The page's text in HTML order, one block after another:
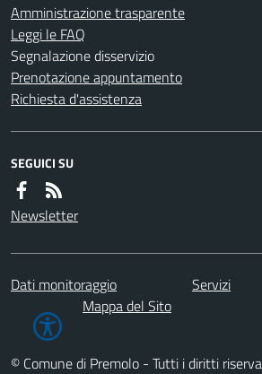
Amministrazione trasparente
Leggi le FAQ
Segnalazione disservizio
Prenotazione appuntamento
Richiesta d'assistenza
SEGUICI SU
Newsletter
Dati monitoraggio Servizi
Mappa del Sito
© Comune di Premolo - Tutti i diritti